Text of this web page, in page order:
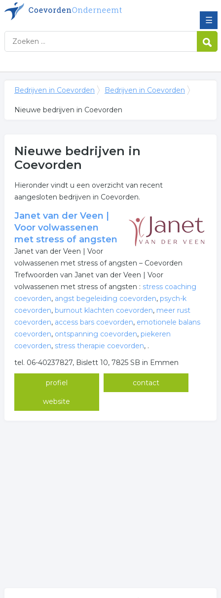
☰
Bedrijven in Coevorden Bedrijven in Coevorden
Nieuwe bedrijven in Coevorden
Nieuwe bedrijven in
Coevorden
Hieronder vindt u een overzicht van recent
aangesloten bedrijven in Coevorden.
Janet van der Veen |
Voor volwassenen
met stress of angsten
Janet van der Veen | Voor
volwassenen met stress of angsten – Coevorden
Trefwoorden van Janet van der Veen | Voor
volwassenen met stress of angsten : stress coaching
coevorden, angst begeleiding coevorden, psych-k
coevorden, burnout klachten coevorden, meer rust
coevorden, access bars coevorden, emotionele balans
coevorden, ontspanning coevorden, piekeren
coevorden, stress therapie coevorden, .
tel. 06-40237827, Bislett 10, 7825 SB in Emmen
profiel contact
website